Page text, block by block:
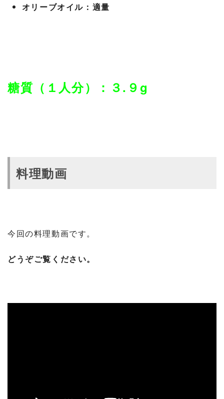
オリーブオイル：適量
糖質（１人分）：３.９g
料理動画
今回の料理動画です。
どうぞご覧ください。